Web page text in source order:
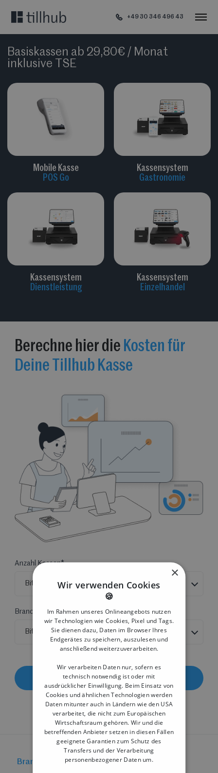
+49 30 346 496 43
Basiskassen ab 29,80€ / Monat
inklusive TSE
Mobile Kasse
POS Go
Kassensystem
Gastronomie
Kassensystem
Dienstleistung
Kassensystem
Einzelhandel
Berechne hier die Kosten für
Deine Tillhub Kasse
Anzahl Kassen*
Branche*
ANGEBOT ANFORDERN
Branchenlösungen Weitere Produkte
×
Wir verwenden Cookies
🍪
Im Rahmen unseres Onlineangebots nutzen
wir Technologien wie Cookies, Pixel und Tags.
Sie dienen dazu, Daten im Browser Ihres
Endgerätes zu speichern, auszulesen und
anschließend weiterzuverarbeiten.
Wir verarbeiten Daten nur, sofern es
technisch notwendig ist oder mit
ausdrücklicher Einwilligung. Beim Einsatz von
Cookies und ähnlichen Technologien werden
Daten mitunter auch in Ländern wie den USA
verarbeitet, die nicht zum Europäischen
Wirtschaftsraum gehören. Wir und die
betreffenden Anbieter setzen in diesen Fällen
geeignete Garantien zum Schutz des
Transfers und der Verarbeitung
personenbezogener Daten um.